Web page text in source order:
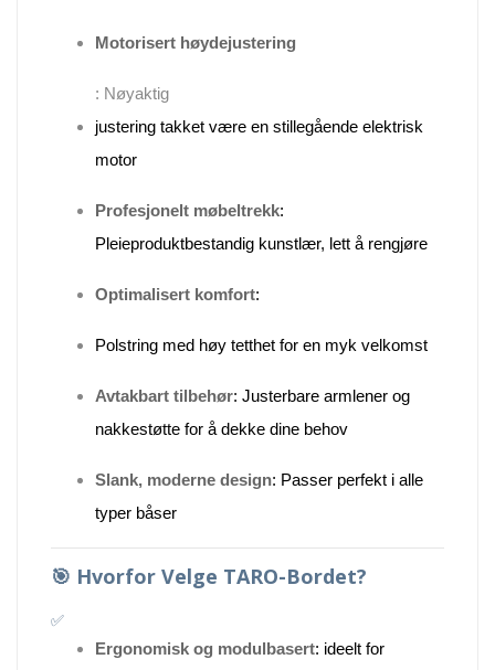
Motorisert høydejustering
: Nøyaktig
justering takket være en stillegående elektrisk
motor
Profesjonelt møbeltrekk:
Pleieproduktbestandig kunstlær, lett å rengjøre
Optimalisert komfort:
Polstring med høy tetthet for en myk velkomst
Avtakbart tilbehør: Justerbare armlener og
nakkestøtte for å dekke dine behov
Slank, moderne design: Passer perfekt i alle
typer båser
🎯 Hvorfor Velge TARO-Bordet?
✅
Ergonomisk og modulbasert: ideelt for